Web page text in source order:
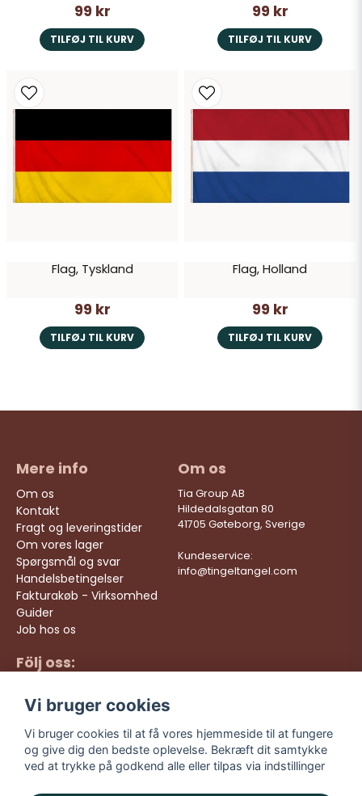
99 kr
TILFØJ TIL KURV
99 kr
TILFØJ TIL KURV
Flag, Tyskland
99 kr
TILFØJ TIL KURV
Flag, Holland
99 kr
TILFØJ TIL KURV
Mere info
Om os
Kontakt
Fragt og leveringstider
Om vores lager
Spørgsmål og svar
Handelsbetingelser
Fakturakøb - Virksomhed
Guider
Job hos os
Om os
Tia Group AB
Hildedalsgatan 80
41705 Gøteborg, Sverige
Kundeservice:
info@tingeltangel.com
Följ oss:
Facebook
TikTok
YouTube
kr
Vi bruger cookies
Vi bruger cookies til at få vores hjemmeside til at fungere
og give dig den bedste oplevelse. Bekræft dit samtykke
ved at trykke på godkend alle eller tilpas via indstillinger